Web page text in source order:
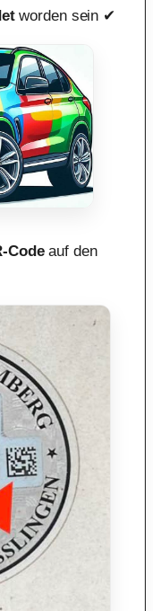
worden sein ✔︎
Codeauf den